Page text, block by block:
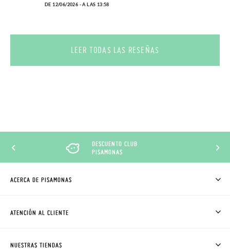
DE 12/06/2026 - A LAS 13:58
LEER TODAS LAS RESEÑAS
DESCUENTO CLUB
PISAMONAS
ACERCA DE PISAMONAS
CÓMO COMPRAR
ATENCIÓN AL CLIENTE
NUESTRAS TIENDAS